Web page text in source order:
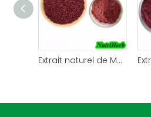
Extrait naturel de Monascus rouge de Monascus pour colorant alimentaire